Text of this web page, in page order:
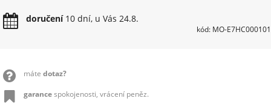
doručení10 dní, u Vás 24.8.
kód: MO-E7HC000101
máte dotaz?
garancespokojenosti, vrácení peněz.